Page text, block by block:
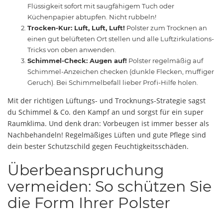
Flüssigkeit sofort mit saugfähigem Tuch oder
Küchenpapier abtupfen. Nicht rubbeln!
Trocken-Kur: Luft, Luft, Luft! Polster zum Trocknen an
einen gut belüfteten Ort stellen und alle Luftzirkulations-
Tricks von oben anwenden.
Schimmel-Check: Augen auf! Polster regelmäßig auf
Schimmel-Anzeichen checken (dunkle Flecken, muffiger
Geruch). Bei Schimmelbefall lieber Profi-Hilfe holen.
Mit der richtigen Lüftungs- und Trocknungs-Strategie sagst
du Schimmel & Co. den Kampf an und sorgst für ein super
Raumklima. Und denk dran: Vorbeugen ist immer besser als
Nachbehandeln! Regelmäßiges Lüften und gute Pflege sind
dein bester Schutzschild gegen Feuchtigkeitsschäden.
Überbeanspruchung
vermeiden: So schützen Sie
die Form Ihrer Polster